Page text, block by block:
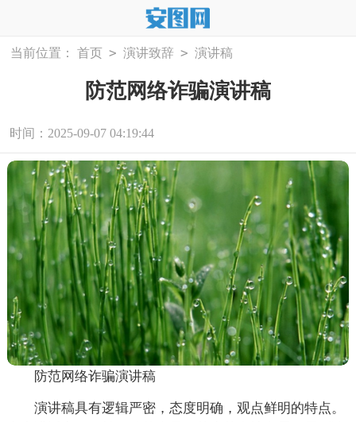
当前位置： 首页 > 演讲致辞 > 演讲稿
防范网络诈骗演讲稿
时间：2025-09-07 04:19:44
防范网络诈骗演讲稿
演讲稿具有逻辑严密，态度明确，观点鲜明的特点。